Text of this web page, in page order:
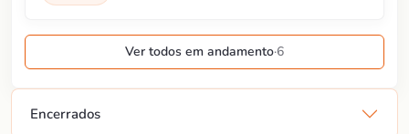
Ver todos em andamento·6
Encerrados